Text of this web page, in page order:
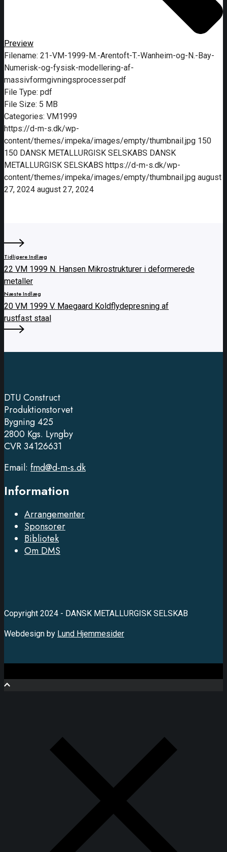
Preview
Filename: 21-VM-1999-M.-Arentoft-T.-Wanheim-og-N.-Bay-
Numerisk-og-fysisk-modellering-af-
massivformgivningsprocesser.pdf
File Type: pdf
File Size: 5 MB
Categories: VM1999
https://d-m-s.dk/wp-
content/themes/impeka/images/empty/thumbnail.jpg 150
150 DANSK METALLURGISK SELSKABS DANSK
METALLURGISK SELSKABS https://d-m-s.dk/wp-
content/themes/impeka/images/empty/thumbnail.jpg august
27, 2024 august 27, 2024
Tidligere Indlæg
22 VM 1999 N. Hansen Mikrostrukturer i deformerede
metaller
Næste Indlæg
20 VM 1999 V. Maegaard Koldflydepresning af
rustfast staal
DTU Construct
Produktionstorvet
Bygning 425
2800 Kgs. Lyngby
CVR 34126631
Email: fmd@d-m-s.dk
Information
Arrangementer
Sponsorer
Bibliotek
Om DMS
Copyright 2024 - DANSK METALLURGISK SELSKAB
Webdesign by Lund Hjemmesider